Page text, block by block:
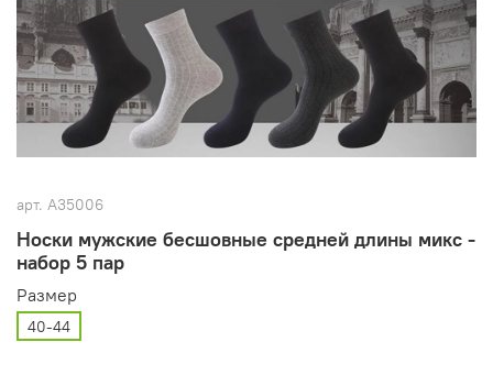
арт. A35006
Носки мужские бесшовные средней длины микс -
набор 5 пар
Размер
40-44